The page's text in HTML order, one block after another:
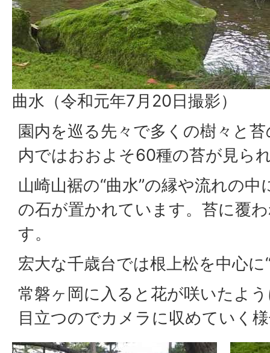
曲水（令和元年7月20日撮影）
園内を巡る先々で多くの樹々と
内ではおおよそ60種の苔が見ら
山崎山裾の“曲水”の縁や流れの
の石が置かれています。苔に覆
す。
宏大な千歳台では根上松を中心に
常磐ヶ岡に入ると花が咲いたよ
目立つのでカメラに収めていく